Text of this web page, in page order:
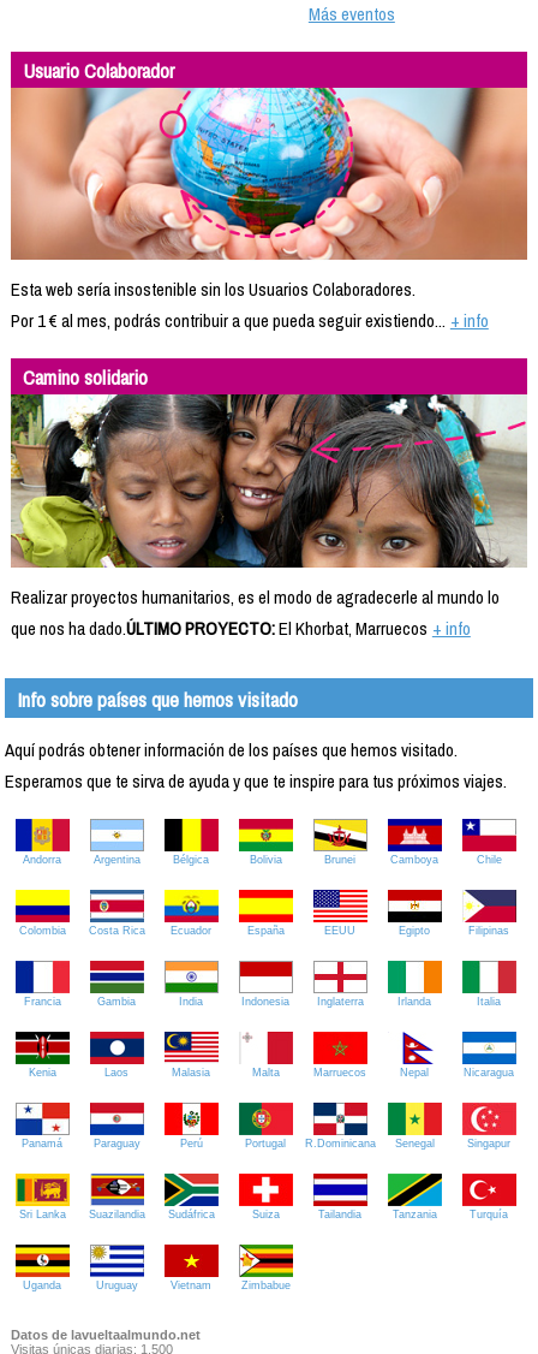
Más eventos
Usuario Colaborador
Esta web sería insostenible sin los Usuarios Colaboradores.
Por 1 € al mes, podrás contribuir a que pueda seguir existiendo... + info
Camino solidario
Realizar proyectos humanitarios, es el modo de agradecerle al mundo lo
que nos ha dado.ÚLTIMO PROYECTO:El Khorbat, Marruecos + info
Info sobre países que hemos visitado
Aquí podrás obtener información de los países que hemos visitado.
Esperamos que te sirva de ayuda y que te inspire para tus próximos viajes.
Andorra Argentina Bélgica Bolivia Brunei Camboya Chile
Colombia Costa Rica Ecuador España EEUU Egipto Filipinas
Francia Gambia India Indonesia Inglaterra Irlanda Italia
Kenia Laos Malasia Malta Marruecos Nepal Nicaragua
Panamá Paraguay Perú Portugal R.Dominicana Senegal Singapur
Sri Lanka Suazilandia Sudáfrica Suiza Tailandia Tanzania Turquía
Uganda Uruguay Vietnam Zimbabue
Datos de lavueltaalmundo.net
Visitas únicas diarias: 1.500